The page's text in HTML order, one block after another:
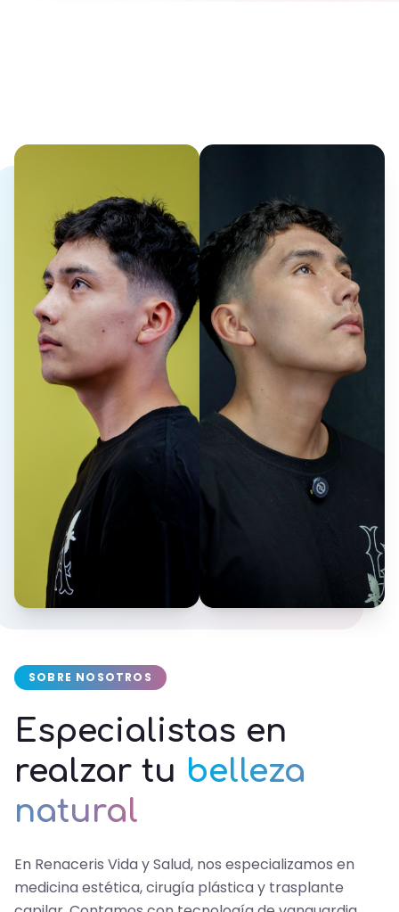
SOBRE NOSOTROS
Especialistas en
realzar tu belleza
natural
En Renaceris Vida y Salud, nos especializamos en
medicina estética, cirugía plástica y trasplante